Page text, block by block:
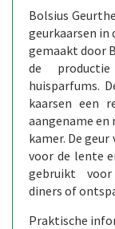
Bolsius
geurkaarsen in
gemaakt door
de
huisparfums.
kaarsen een
aangename en
kamer. De
voor de lente
gebruikt voor
diners of
Praktische